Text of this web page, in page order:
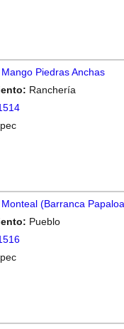
Mango Piedras Anchas
Ranchería
Monteal (Barranca
Pueblo